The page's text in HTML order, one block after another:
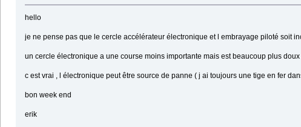
hello
je ne pense pas que le cercle accélérateur électronique et l embrayage piloté soit
un cercle électronique a une course moins importante mais est beaucoup plus
c est vrai , l électronique peut être source de panne ( j ai toujours une tige en fer
bon week end
erik